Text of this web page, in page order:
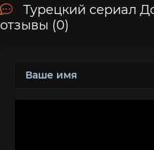
Турецкий сериал
отзывы (0)